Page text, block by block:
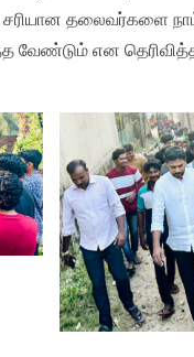
தலைவர்களை
என